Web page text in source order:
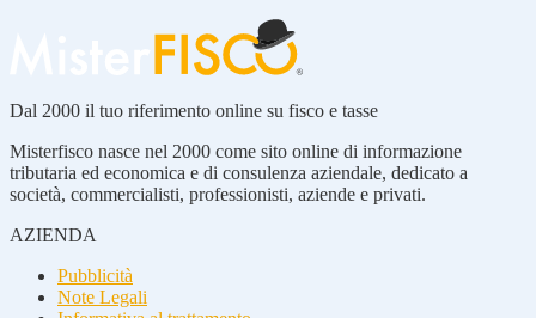
Dal 2000 il tuo riferimento online su fisco e tasse
Misterfisco nasce nel 2000 come sito online di informazione
tributaria ed economica e di consulenza aziendale, dedicato a
società, commercialisti, professionisti, aziende e privati.
AZIENDA
Pubblicità
Note Legali